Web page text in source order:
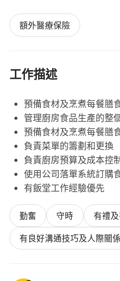
額外醫療保險
工作描述
預備食材及烹煮每餐膳
管理廚房食品生產的整
預備食材及烹煮每餐膳
負責菜單的籌劃和更換
負責廚房預算及成本控
使用公司落單系統訂購
有飯堂工作經驗優先
勤奮 守時
有禮
有良好溝通技巧及人際關係